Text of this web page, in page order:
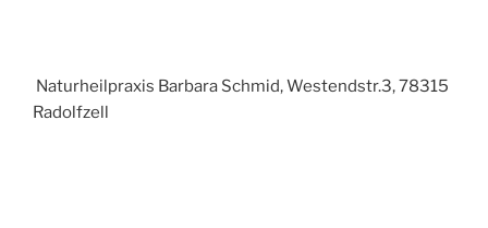
Naturheilpraxis Barbara Schmid, Westendstr.3, 78315
Radolfzell